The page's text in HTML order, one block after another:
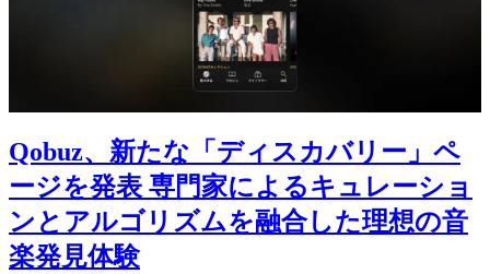
Qobuz、新たな「ディスカバリー」ペ
ージを発表 専門家によるキュレーショ
ンとアルゴリズムを融合した理想の音
楽発見体験